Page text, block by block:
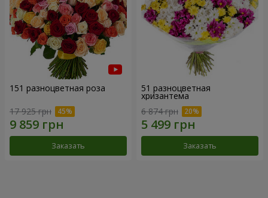
151 разноцветная роза
17 925 грн
Заказать
51 разноцветная
хризантема
6 874 грн
Заказать